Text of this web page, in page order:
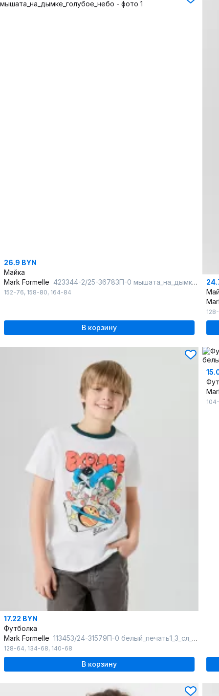
26.9 BYN
Майка
Mark Formelle 423344-2/25-36783П-0 мышата_на_дымке_голубое_небо
152-76, 158-80, 164-84
В корзину
17.22 BYN
Футболка
Mark Formelle 113453/24-31579П-0 белый_печать1_3_сл_на_пол_ТП
128-64, 134-68, 140-68
В корзину